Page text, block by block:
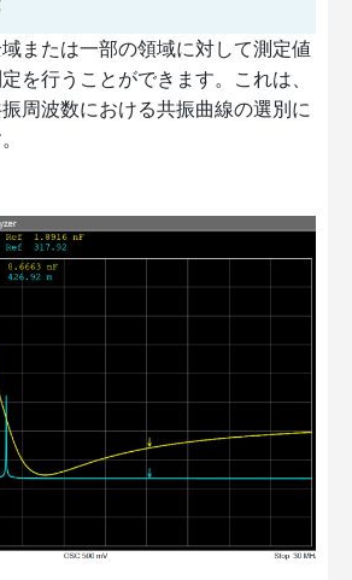
または一部の領域に対して測定値
を行うことができます。これは、
周波数における共振曲線の選別に